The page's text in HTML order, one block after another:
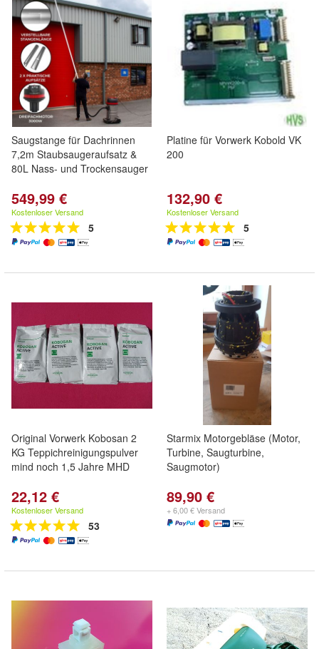
Saugstange für Dachrinnen
7,2m Staubsaugeraufsatz &
80L Nass- und Trockensauger
549,99 €
Kostenloser Versand
5
Platine für Vorwerk Kobold VK
200
132,90 €
Kostenloser Versand
5
Original Vorwerk Kobosan 2
KG Teppichreinigungspulver
mind noch 1,5 Jahre MHD
22,12 €
Kostenloser Versand
53
Starmix Motorgebläse (Motor,
Turbine, Saugturbine,
Saugmotor)
89,90 €
+ 6,00 € Versand